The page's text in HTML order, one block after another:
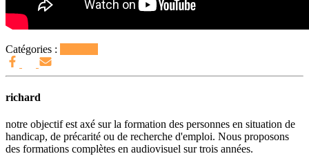
Catégories :
richard
notre objectif est axé sur la formation des personnes en situation de
handicap, de précarité ou de recherche d'emploi. Nous proposons
des formations complètes en audiovisuel sur trois années.